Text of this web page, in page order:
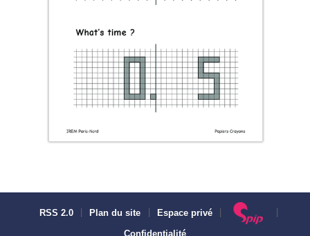
RSS 2.0 Plan du site Espace privé